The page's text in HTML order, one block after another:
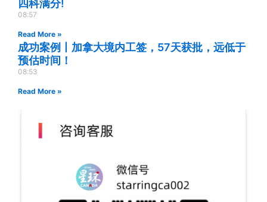
四科满分!
08:57
Read More »
成功案例丨加拿大境内工签，57天获批，远低于
预估时间！
08:53
Read More »